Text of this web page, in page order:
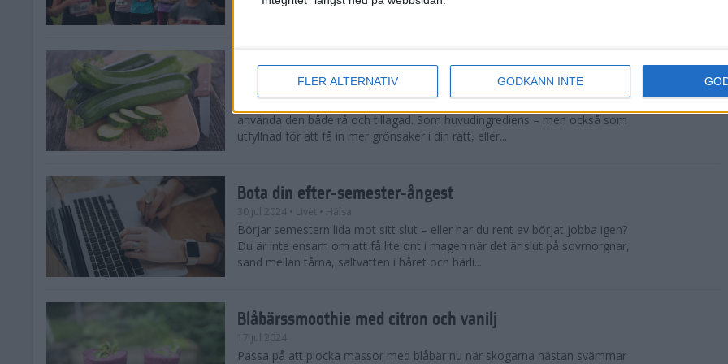
FLER ALTERNATIV GODKÄNN INTE
tips både till dig som satsar på ett rejält pers och t...
Enkla och goda zucchinirecept
• Livet• Recept
använda den både rå och tillagad. Som huvudingrediens – men också som
utfyllnad för att få in mer grönsaker i din rätt, eller...
Bota din efter-semester-ångest
30 jul 2024 • Livet • Hälsa
Börjar semestern lida mot sitt slut – eller har du rent av börjat jobba igen?
Du är inte ensam om att få lite ont i magen när det är slut på sovmorgnar,
sand mellan tårna, saltvatten i håret och härli...
Blåbärssmoothie med citron och vanilj
17 jul 2024
Passa på att plocka massor med blåbär nu när skogarna nästan svämmar